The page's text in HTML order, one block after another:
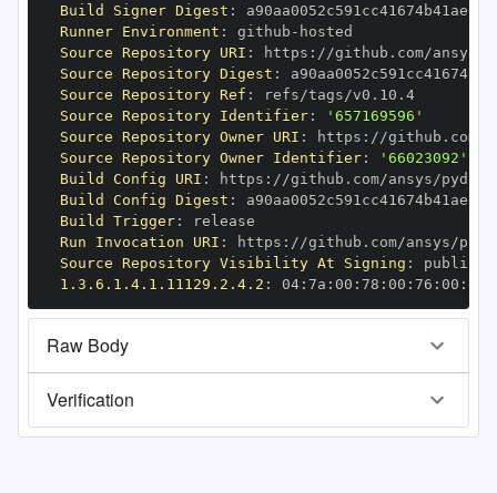
Build Signer Digest :
Runner Environment : github -
Source Repository URI : https :
Source Repository Digest :
Source Repository Ref :
refs/tags/v0.10.4
Source Repository Identifier:
'657169596'
Source Repository Owner URI : https :
Source Repository Owner Identifier:
'66023092'
Build Config URI : https :
Build Config Digest :
Build Trigger:
Run Invocation URI : https :
Source Repository Visibility At Signing :
1.3.6.1.4.1.11129.2.4.2 : 04: 7a : 00 : 78 : 00 : 76 : 00 : dd
Raw Body
Verification